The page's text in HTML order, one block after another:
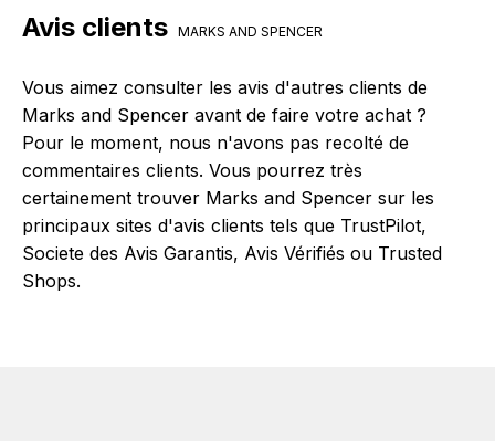
Spencer.
cashback sur vos achats chez Marks and Spencer.
Marks and Spencer.
Avis clients MARKS AND SPENCER
Vous aimez consulter les avis d'autres clients de
Marks and Spencer avant de faire votre achat ?
Pour le moment, nous n'avons pas recolté de
commentaires clients. Vous pourrez très
certainement trouver Marks and Spencer sur les
principaux sites d'avis clients tels que TrustPilot,
Societe des Avis Garantis, Avis Vérifiés ou Trusted
Shops.